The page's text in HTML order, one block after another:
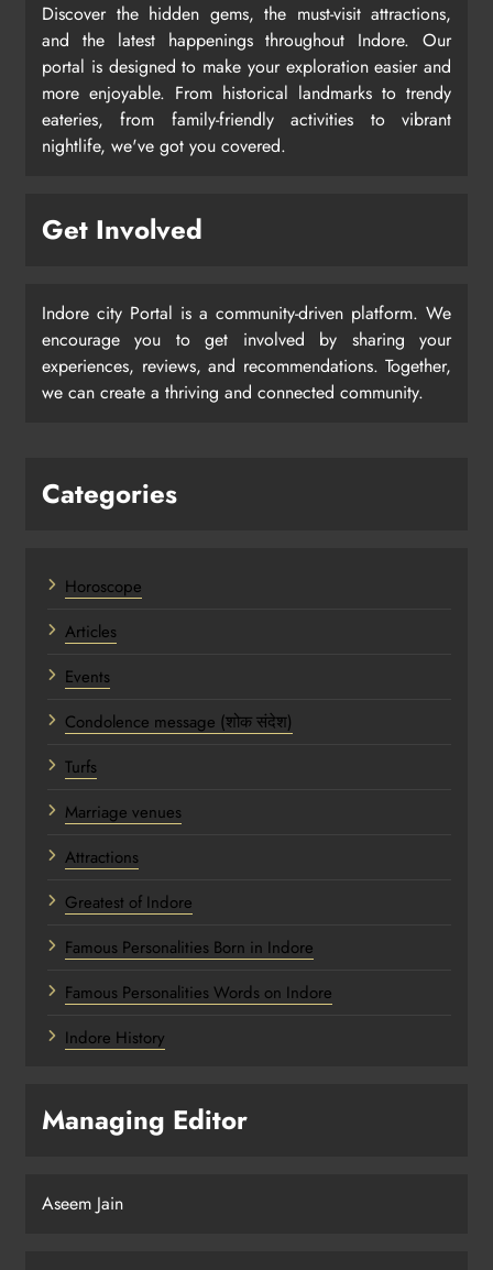
Discover the hidden gems, the must-visit attractions,
and the latest happenings throughout Indore. Our
portal is designed to make your exploration easier and
more enjoyable. From historical landmarks to trendy
eateries, from family-friendly activities to vibrant
nightlife, we've got you covered.
Get Involved
Indore city Portal is a community-driven platform. We
encourage you to get involved by sharing your
experiences, reviews, and recommendations. Together,
we can create a thriving and connected community.
Categories
Horoscope
Articles
Events
Condolence message (शोक संदेश)
Turfs
Marriage venues
Attractions
Greatest of Indore
Famous Personalities Born in Indore
Famous Personalities Words on Indore
Indore History
Managing Editor
Aseem Jain